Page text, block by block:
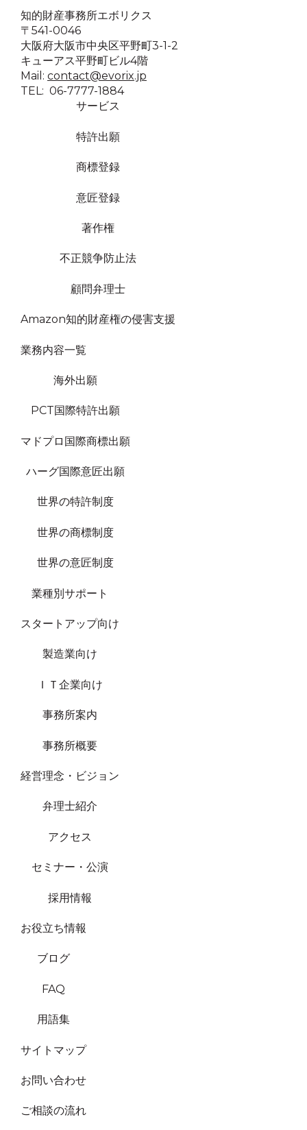
知的財産事務所エボリクス
〒541-0046
大阪府大阪市中央区平野町3-1-2
キューアス平野町ビル4階
Mail: contact@evorix.jp
TEL: 06-7777-1884
サービス
特許出願
商標登録
意匠登録
著作権
不正競争防止法
顧問弁理士
Amazon知的財産権の侵害支援
業務内容一覧
海外出願
PCT国際特許出願
マドプロ国際商標出願
ハーグ国際意匠出願
世界の特許制度
世界の商標制度
世界の意匠制度
業種別サポート
スタートアップ向け
製造業向け
ＩＴ企業向け
事務所案内
事務所概要
経営理念・ビジョン
弁理士紹介
アクセス
セミナー・公演
採用情報
お役立ち情報
ブログ
FAQ
用語集
サイトマップ
お問い合わせ
ご相談の流れ